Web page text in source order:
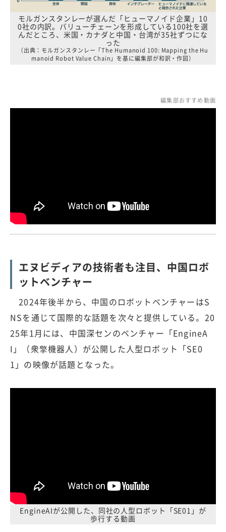
モルガンスタンレーが選んだ「ヒューマノイド企業」10
0社の内訳。バリューチェーンを形成している100社を選
んだところ、米国・カナダと中国・台湾が35社ずつにな
った
（出典：モルガンスタンレー「The Humanoid 100: Mapping the Hu
manoid Robot Value Chain」を基に編集部が和訳・作図）
編集部おすすめ動画
エヌビディアの技術者も注目、中国ロボ
ットベンチャー
2024年後半から、中国のロボットベンチャーはS
NSを通じて国際的な話題を次々と提供している。20
25年1月には、中国深センのベンチャー「EngineA
I」（衆擎機器人）が公開した人型ロボット「SE0
1」の映像が話題となった。
EngineAIが公開した、同社の人型ロボット「SE01」が
歩行する動画